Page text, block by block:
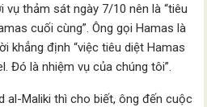
thảm sát ngày 7/10 nên là “tiêu
cuối cùng”. Ông gọi Hamas là
khẳng định “việc tiêu diệt Hamas
Đó là nhiệm vụ của chúng tôi”.
al-Maliki thì cho biết, ông đến cuộc